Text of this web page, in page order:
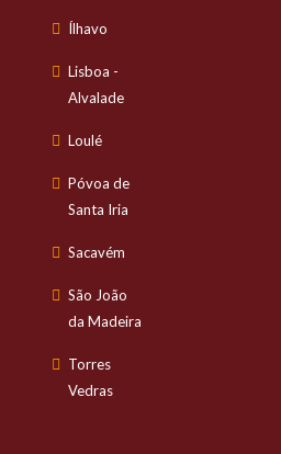
Ílhavo
Lisboa -
Alvalade
Loulé
Póvoa de
Santa Iria
Sacavém
São João
da Madeira
Torres
Vedras